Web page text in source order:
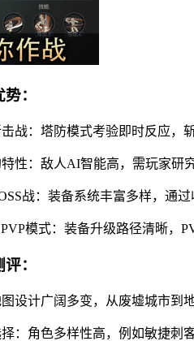
：
战：塔防模式考验即时反应，
性：敌人AI智能高，需玩家研
战：装备系统丰富多样，通
模式：装备升级路径清晰，
：
设计广阔多变，从废墟城市到
：角色多样性高，例如敏捷刺